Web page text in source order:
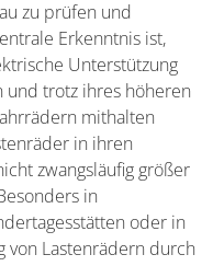
zu prüfen und
Erkenntnis ist,
Unterstützung
trotz ihres höheren
mithalten
in ihren
zwangsläufig größer
in
oder in
von Lastenrädern durch